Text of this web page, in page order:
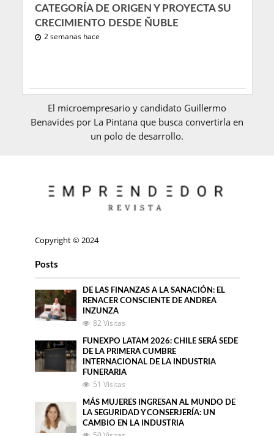
CATEGORÍA DE ORIGEN Y PROYECTA SU
CRECIMIENTO DESDE ÑUBLE
2 semanas hace
El microempresario y candidato Guillermo
Benavides por La Pintana que busca convertirla en
un polo de desarrollo.
Copyright © 2024
Posts
DE LAS FINANZAS A LA SANACIÓN: EL
RENACER CONSCIENTE DE ANDREA
INZUNZA
82 Visitas
FUNEXPO LATAM 2026: CHILE SERÁ SEDE
DE LA PRIMERA CUMBRE
INTERNACIONAL DE LA INDUSTRIA
FUNERARIA
51 Visitas
MÁS MUJERES INGRESAN AL MUNDO DE
LA SEGURIDAD Y CONSERJERÍA: UN
CAMBIO EN LA INDUSTRIA